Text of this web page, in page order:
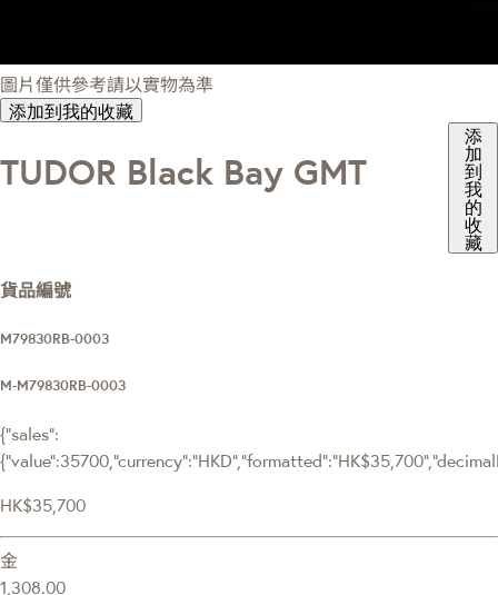
圖片僅供參考請以實物為準
添加到我的收藏
TUDOR Black Bay GMT
添
加
到
我
的
收
藏
貨品編號
M79830RB-0003
M-M79830RB-0003
{"sales":
HK$35,700
金
1,308.00